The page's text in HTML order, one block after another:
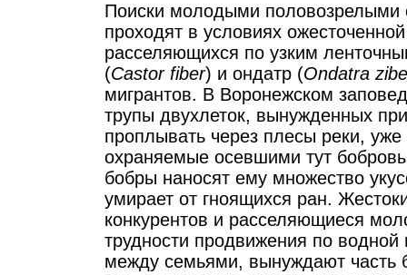
Поиски молодыми половозрелыми
проходят в условиях
расселяющихся по узким
(Castor fiber) и ондатр (Ondatra
мигрантов. В Воронежском
трупы двухлеток, вынужденных
проплывать через плесы реки,
охраняемые осевшими тут
бобры наносят ему множество
умирает от гноящихся ран.
конкурентов и расселяющиеся
трудности продвижения по
между семьями, вынуждают часть